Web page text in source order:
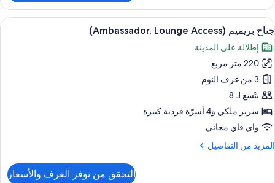
الخاصة
غرفة
بتجهيزات
أساسية
سرير
ملكي
تجهيزات
لذوي
الاحتياجات
الخاصة
استعراض
جميع
صور
جناح
بريميم
(Ambassador,
Lounge
Access)
أغطية فراش متميزة وأسرّة تيمبور بديك
10
جناح بريميم (Ambassador, Lounge Access)
إطلالة على المدينة
220 متر مربع
3 من غرف النوم
يتّسع لـ 8
سرير ملكي‫‬ و4 أسرّة فردية كبيرة
واي فاي مجاني
المزيد من التفاصيل
المزيد
التحقق من توفر الغرف والأسعار